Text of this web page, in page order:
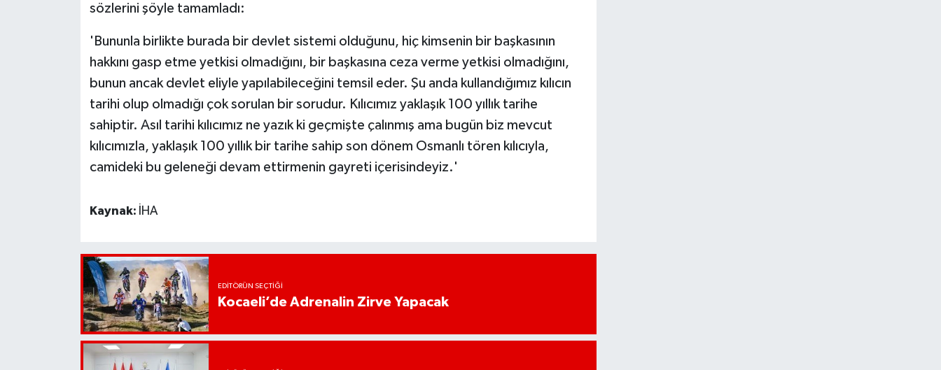
sözlerini şöyle tamamladı:
'Bununla birlikte burada bir devlet sistemi olduğunu, hiç kimsenin bir başkasının
hakkını gasp etme yetkisi olmadığını, bir başkasına ceza verme yetkisi olmadığını,
bunun ancak devlet eliyle yapılabileceğini temsil eder. Şu anda kullandığımız kılıcın
tarihi olup olmadığı çok sorulan bir sorudur. Kılıcımız yaklaşık 100 yıllık tarihe
sahiptir. Asıl tarihi kılıcımız ne yazık ki geçmişte çalınmış ama bugün biz mevcut
kılıcımızla, yaklaşık 100 yıllık bir tarihe sahip son dönem Osmanlı tören kılıcıyla,
camideki bu geleneği devam ettirmenin gayreti içerisindeyiz.'
Kaynak: İHA
EDITÖRÜN SEÇTIĞI
Kocaeli’de Adrenalin Zirve Yapacak